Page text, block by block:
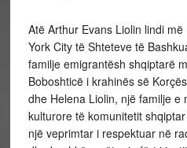
Atë Arthur Evans Liolin lindi
York City të Shteteve të
familje emigrantësh shqiptarë
Boboshticë i krahinës së
dhe Helena Liolin, një familje e
kulturore të komunitetit
një veprimtar i respektuar në